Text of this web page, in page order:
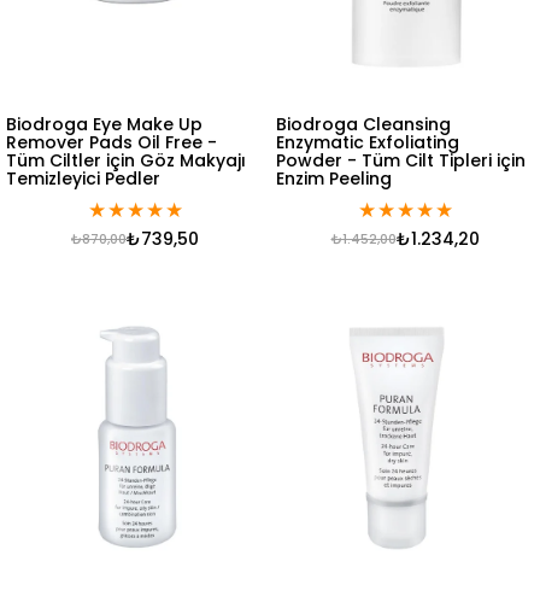
Biodroga Eye Make Up
Remover Pads Oil Free -
Tüm Ciltler için Göz Makyajı
Temizleyici Pedler
★★★★★
₺739,50
₺870,00
Biodroga Cleansing
Enzymatic Exfoliating
Powder - Tüm Cilt Tipleri için
Enzim Peeling
★★★★★
₺1.234,20
₺1.452,00